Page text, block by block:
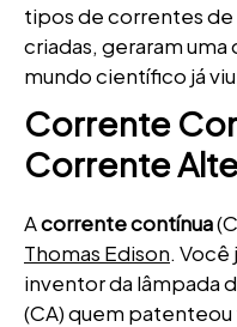
tipos de correntes de
criadas, geraram uma
mundo científico já
Corrente
Corrente
Acorrente contínua
Thomas Edison. Você
inventor da lâmpada
(CA) quem patenteou